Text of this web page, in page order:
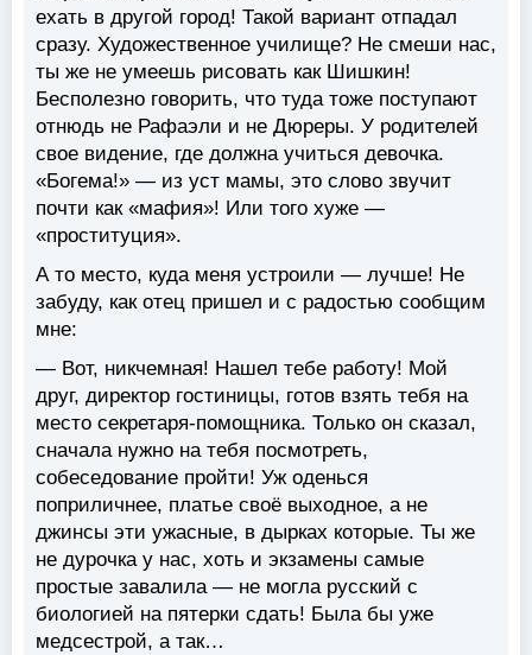
ехать в другой город! Такой вариант отпадал
сразу. Художественное училище? Не смеши нас,
ты же не умеешь рисовать как Шишкин!
Бесполезно говорить, что туда тоже поступают
отнюдь не Рафаэли и не Дюреры. У родителей
свое видение, где должна учиться девочка.
«Богема!» — из уст мамы, это слово звучит
почти как «мафия»! Или того хуже —
«проституция».
А то место, куда меня устроили — лучше! Не
забуду, как отец пришел и с радостью сообщим
мне:
— Вот, никчемная! Нашел тебе работу! Мой
друг, директор гостиницы, готов взять тебя на
место секретаря-помощника. Только он сказал,
сначала нужно на тебя посмотреть,
собеседование пройти! Уж оденься
поприличнее, платье своё выходное, а не
джинсы эти ужасные, в дырках которые. Ты же
не дурочка у нас, хоть и экзамены самые
простые завалила — не могла русский с
биологией на пятерки сдать! Была бы уже
медсестрой, а так…